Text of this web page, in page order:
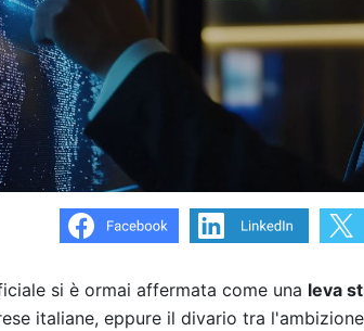
si è ormai affermata come una leva
italiane, eppure il divario tra